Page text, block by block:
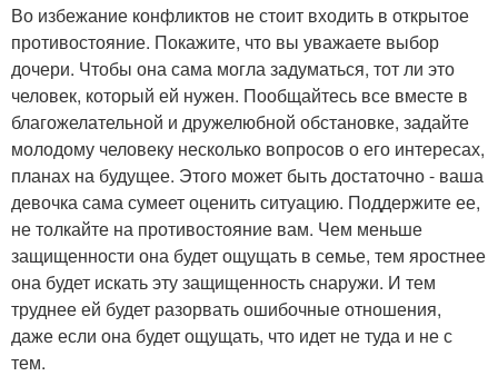
Во избежание конфликтов не стоит входить в открытое
противостояние. Покажите, что вы уважаете выбор
дочери. Чтобы она сама могла задуматься, тот ли это
человек, который ей нужен. Пообщайтесь все вместе в
благожелательной и дружелюбной обстановке, задайте
молодому человеку несколько вопросов о его интересах,
планах на будущее. Этого может быть достаточно - ваша
девочка сама сумеет оценить ситуацию. Поддержите ее,
не толкайте на противостояние вам. Чем меньше
защищенности она будет ощущать в семье, тем яростнее
она будет искать эту защищенность снаружи. И тем
труднее ей будет разорвать ошибочные отношения,
даже если она будет ощущать, что идет не туда и не с
тем.